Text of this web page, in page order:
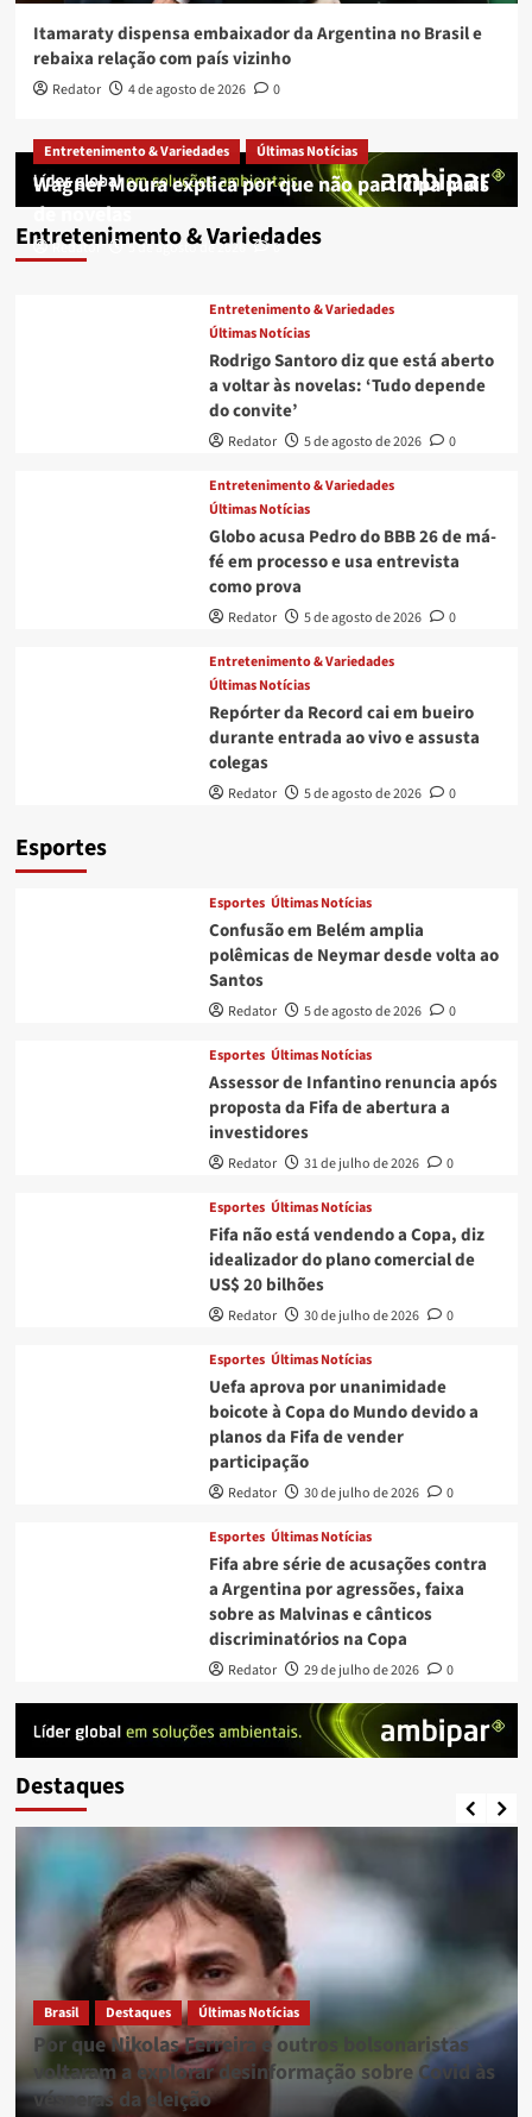
Itamaraty dispensa embaixador da Argentina no Brasil e
rebaixa relação com país vizinho
Redator 4 de agosto de 2026 0
Entretenimento & Variedades
Entretenimento & Variedades Últimas Notícias
Wagner Moura explica por que não participa mais
de novelas
Redator 5 de agosto de 2026 0
Entretenimento & Variedades
Últimas Notícias
Rodrigo Santoro diz que está aberto
a voltar às novelas: ‘Tudo depende
do convite’
Redator 5 de agosto de 2026 0
Entretenimento & Variedades
Últimas Notícias
Globo acusa Pedro do BBB 26 de má-
fé em processo e usa entrevista
como prova
Redator 5 de agosto de 2026 0
Entretenimento & Variedades
Últimas Notícias
Repórter da Record cai em bueiro
durante entrada ao vivo e assusta
colegas
Redator 5 de agosto de 2026 0
Esportes
Esportes Últimas Notícias
Confusão em Belém amplia
polêmicas de Neymar desde volta ao
Santos
Redator 5 de agosto de 2026 0
Esportes Últimas Notícias
Assessor de Infantino renuncia após
proposta da Fifa de abertura a
investidores
Redator 31 de julho de 2026 0
Esportes Últimas Notícias
Fifa não está vendendo a Copa, diz
idealizador do plano comercial de
US$ 20 bilhões
Redator 30 de julho de 2026 0
Esportes Últimas Notícias
Uefa aprova por unanimidade
boicote à Copa do Mundo devido a
planos da Fifa de vender
participação
Redator 30 de julho de 2026 0
Esportes Últimas Notícias
Fifa abre série de acusações contra
a Argentina por agressões, faixa
sobre as Malvinas e cânticos
discriminatórios na Copa
Redator 29 de julho de 2026 0
Destaques
Brasil Destaques Últimas Notícias
Por que Nikolas Ferreira e outros bolsonaristas
voltaram a explorar desinformação sobre Covid às
vésperas da eleição